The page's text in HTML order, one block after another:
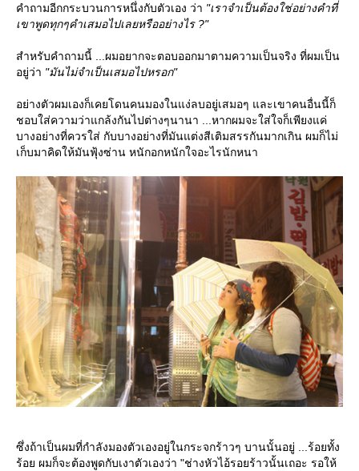
คำถามอีกกระบวนการหนึ่งกับตัวเอง ว่า "เราจำเป็นต้องใช่อย่างคำที่
เขาพูดทุกๆคำเสมอไปเลยหรืออย่างไร ?"
สำหรับคำถามนี้ ...ผมอยากจะตอบออกมาตามความเป็นจริง ที่ผมเป็น
อยู่ว่า "มันไม่จำเป็นเสมอไปหรอก"
อย่างตัวผมเองก็เคยโดนคนมองในแง่ลบอยู่เสมอๆ และเขาคนอื่นนี้ก็
ชอบใส่ความว่าแกล้งกันไปต่างๆนานา ...หากผมจะใส่ใจก็เพียงแค่
บางอย่างที่ควรใส่ กับบางอย่างที่มันแต่งสีเติมสรรกันมากเกิน ผมก็ไม่
เก็บมาคิดให้มันฟุ้งซ่าน หนักอกหนักใจอะไรนักหนา
ซึ่งถ้าเป็นผมที่กำลังมองตัวเองอยู่ในกระจกร้าวๆ บานนั้นอยู่ ...ร้อยทั้ง
ร้อย ผมก็จะต้องพูดกับเงาตัวเองว่า "ช่างหัวไอ้รอยร้าวนั้นเถอะ รอให้